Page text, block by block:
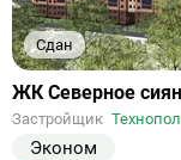
Сдан
Ссылка
объект
ЖК Северное
Застройщик
Эконом